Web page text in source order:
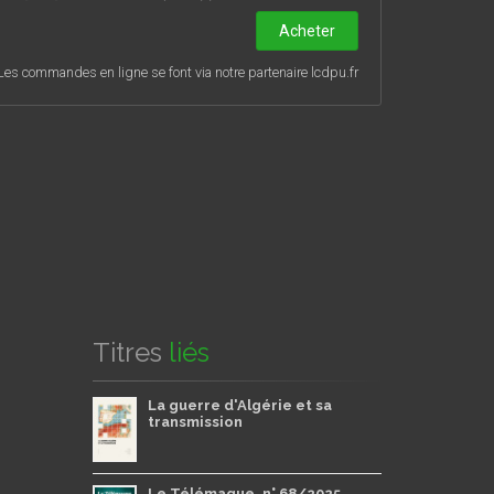
Acheter
commandes en ligne se font via notre partenaire lcdpu.fr
Titres liés
La guerre d'Algérie et sa
transmission